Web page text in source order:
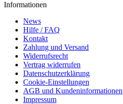
Informationen
News
Hilfe / FAQ
Kontakt
Zahlung und Versand
Widerrufsrecht
Vertrag widerrufen
Datenschutzerklärung
Cookie-Einstellungen
AGB und Kundeninformationen
Impressum